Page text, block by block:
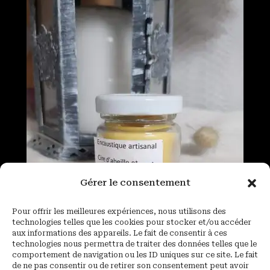
Gérer le consentement
Pour offrir les meilleures expériences, nous utilisons des
technologies telles que les cookies pour stocker et/ou accéder
aux informations des appareils. Le fait de consentir à ces
technologies nous permettra de traiter des données telles que le
comportement de navigation ou les ID uniques sur ce site. Le fait
de ne pas consentir ou de retirer son consentement peut avoir